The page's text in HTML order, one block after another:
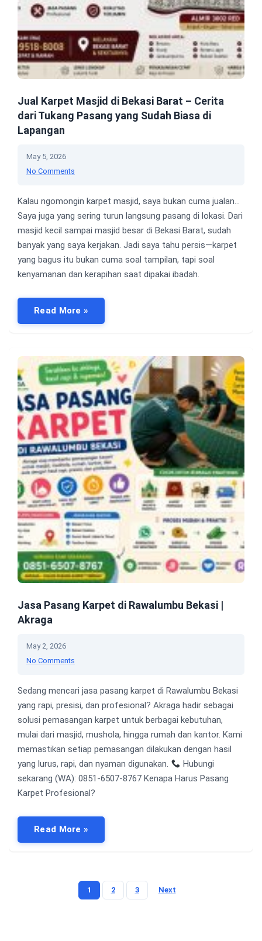
Jual Karpet Masjid di Bekasi Barat – Cerita
dari Tukang Pasang yang Sudah Biasa di
Lapangan
May 5, 2026
No Comments
Kalau ngomongin karpet masjid, saya bukan cuma jualan…
Saya juga yang sering turun langsung pasang di lokasi. Dari
masjid kecil sampai masjid besar di Bekasi Barat, sudah
banyak yang saya kerjakan. Jadi saya tahu persis—karpet
yang bagus itu bukan cuma soal tampilan, tapi soal
kenyamanan dan kerapihan saat dipakai ibadah.
Read More »
Jasa Pasang Karpet di Rawalumbu Bekasi |
Akraga
May 2, 2026
No Comments
Sedang mencari jasa pasang karpet di Rawalumbu Bekasi
yang rapi, presisi, dan profesional? Akraga hadir sebagai
solusi pemasangan karpet untuk berbagai kebutuhan,
mulai dari masjid, mushola, hingga rumah dan kantor. Kami
memastikan setiap pemasangan dilakukan dengan hasil
yang lurus, rapi, dan nyaman digunakan.
Hubungi
sekarang (WA): 0851-6507-8767 Kenapa Harus Pasang
Karpet Profesional?
Read More »
1 2 3 Next